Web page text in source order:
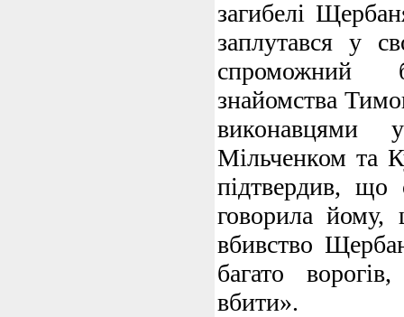
загибелі
заплутався у
спроможний
знайомства
виконавцями
Мільченком та
підтвердив,
говорила
вбивство
багато
вбити».